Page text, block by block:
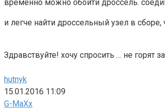
временно можно обойти дроссель.
и легче найти дроссельный узел в
Здравствуйте! хочу спросить … не горят
hutnyk
15.01.2016 11:09
G-MaXx